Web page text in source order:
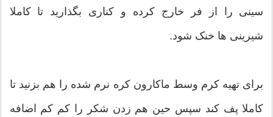
سینی را از فر خارج کرده و کناری بگذارید تا کاملا
شیرینی ها خنک شود.
برای تهیه کرم وسط ماکارون کره نرم شده را هم بزنید تا
کاملا پف کند سپس حین هم زدن شکر را کم کم اضافه